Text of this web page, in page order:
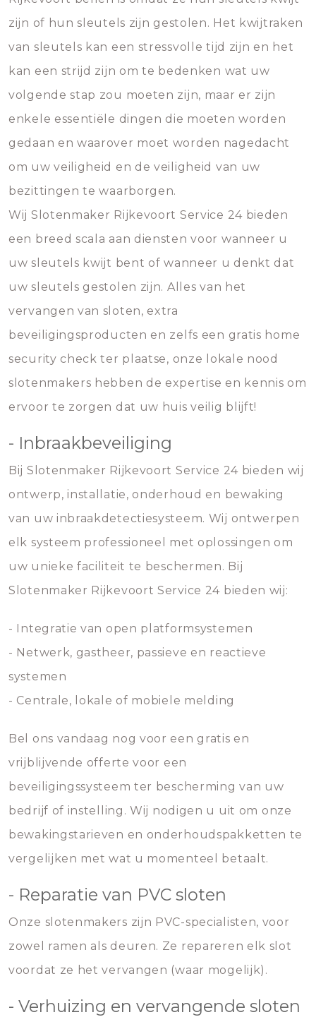
zijn of hun sleutels zijn gestolen. Het kwijtraken
van sleutels kan een stressvolle tijd zijn en het
kan een strijd zijn om te bedenken wat uw
volgende stap zou moeten zijn, maar er zijn
enkele essentiële dingen die moeten worden
gedaan en waarover moet worden nagedacht
om uw veiligheid en de veiligheid van uw
bezittingen te waarborgen.
Wij Slotenmaker Rijkevoort Service 24 bieden
een breed scala aan diensten voor wanneer u
uw sleutels kwijt bent of wanneer u denkt dat
uw sleutels gestolen zijn. Alles van het
vervangen van sloten, extra
beveiligingsproducten en zelfs een gratis home
security check ter plaatse, onze lokale nood
slotenmakers hebben de expertise en kennis om
ervoor te zorgen dat uw huis veilig blijft!
- Inbraakbeveiliging
Bij Slotenmaker Rijkevoort Service 24 bieden wij
ontwerp, installatie, onderhoud en bewaking
van uw inbraakdetectiesysteem. Wij ontwerpen
elk systeem professioneel met oplossingen om
uw unieke faciliteit te beschermen. Bij
Slotenmaker Rijkevoort Service 24 bieden wij:
- Integratie van open platformsystemen
- Netwerk, gastheer, passieve en reactieve
systemen
- Centrale, lokale of mobiele melding
Bel ons vandaag nog voor een gratis en
vrijblijvende offerte voor een
beveiligingssysteem ter bescherming van uw
bedrijf of instelling. Wij nodigen u uit om onze
bewakingstarieven en onderhoudspakketten te
vergelijken met wat u momenteel betaalt.
- Reparatie van PVC sloten
Onze slotenmakers zijn PVC-specialisten, voor
zowel ramen als deuren. Ze repareren elk slot
voordat ze het vervangen (waar mogelijk).
- Verhuizing en vervangende sloten